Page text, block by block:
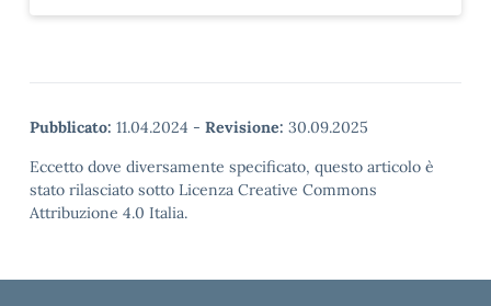
Pubblicato: 11.04.2024 - Revisione: 30.09.2025
Eccetto dove diversamente specificato, questo articolo è
stato rilasciato sotto Licenza Creative Commons
Attribuzione 4.0 Italia.